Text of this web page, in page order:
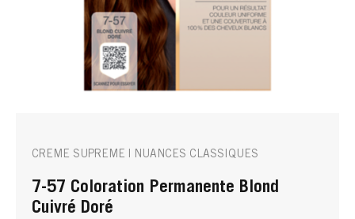
CREME SUPREME | NUANCES CLASSIQUES
7-57 Coloration Permanente Blond
Cuivré Doré